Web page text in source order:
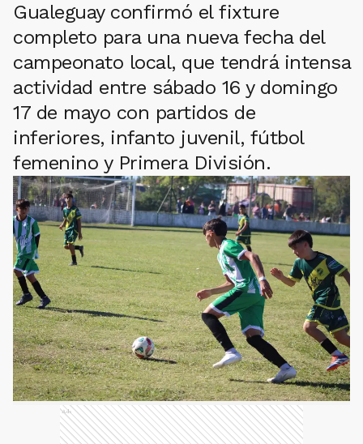
Gualeguay confirmó el fixture
completo para una nueva fecha del
campeonato local, que tendrá intensa
actividad entre sábado 16 y domingo
17 de mayo con partidos de
inferiores, infanto juvenil, fútbol
femenino y Primera División.
Ads